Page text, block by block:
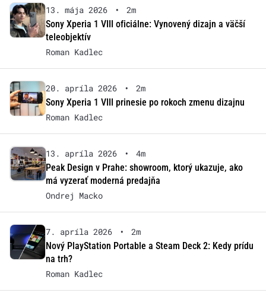
13. mája 2026 •
2m
Sony Xperia 1 VIII oficiálne: Vynovený dizajn a väčší
teleobjektív
Roman Kadlec
20. apríla 2026 •
2m
Sony Xperia 1 VIII prinesie po rokoch zmenu dizajnu
Roman Kadlec
13. apríla 2026 •
4m
Peak Design v Prahe: showroom, ktorý ukazuje, ako
má vyzerať moderná predajňa
Ondrej Macko
7. apríla 2026 •
2m
Nový PlayStation Portable a Steam Deck 2: Kedy prídu
na trh?
Roman Kadlec